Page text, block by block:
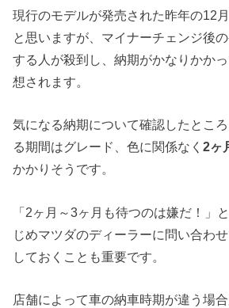
現行のモデルが発売された昨年の12
と思いますが、マイナーチェンジ後
する人が殺到し、納期がかなりかか
想されます。
気になる納期について確認したとこ
る期間はグレード、色に関係なく2ヶ
かかりそうです。
「2ヶ月～3ヶ月も待つのは嫌だ！」
じめマツダのディーラーに問い合わ
しておくことも重要です。
店舗によって車の納車時期が違う場